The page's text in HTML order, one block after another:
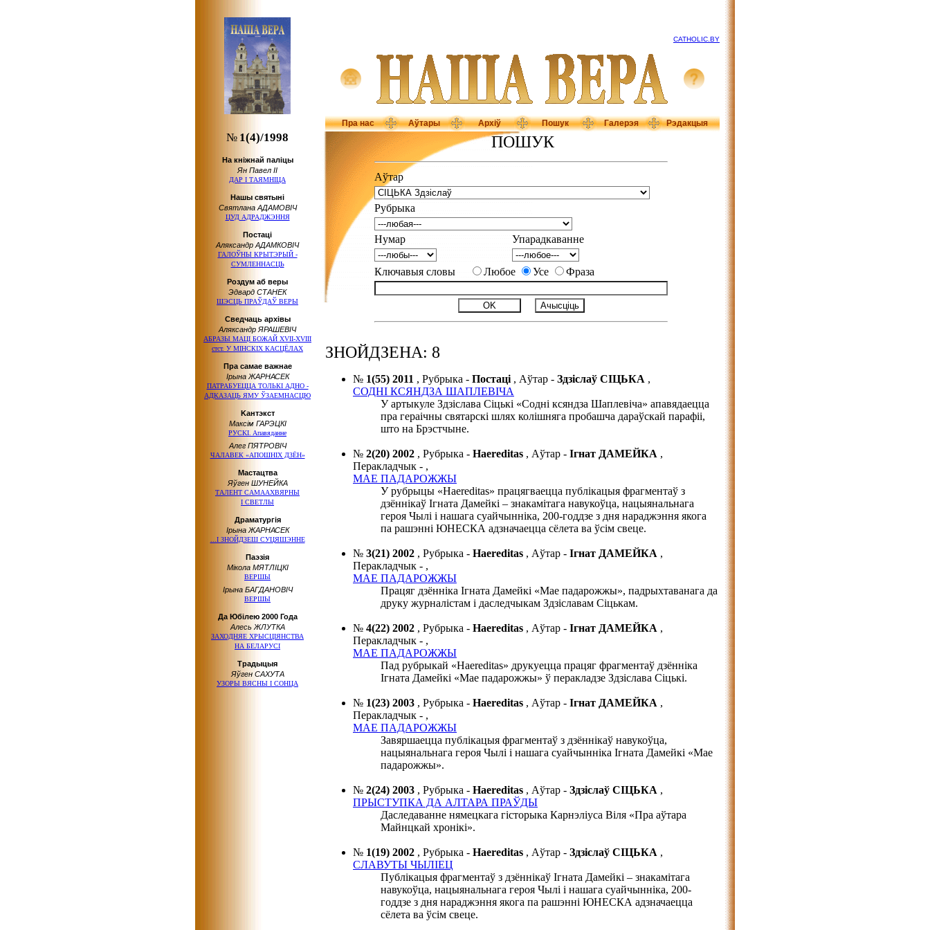
CATHOLIC.BY
Пра нас Аўтары Архіў Пошук Галерэя Рэдакцыя
№ 1(4)/1998
На кніжнай паліцы
Ян Павел ІІ
ДАР І ТАЯМНІЦА
Нашы святыні
Святлана АДАМОВІЧ
ЦУД АДРАДЖЭННЯ
Пocтaцi
Аляксандр АДАМКОВІЧ
ГАЛОЎНЫ КРЫТЭРЫЙ -
СУМЛЕННАСЦЬ
Роздум аб веры
Эдвард СТАНЕК
ШЭСЦЬ ПРАЎДАЎ ВЕРЫ
Сведчаць архівы
Аляксандр ЯРАШЕВІЧ
АБРАЗЫ МАЦІ БОЖАЙ ХVІІ-ХVІІІ
стст. У МІНСКІХ КАСЦЁЛАХ
Пра самае важнае
Ірына ЖАРНАСЕК
ПАТРАБУЕЦЦА ТОЛЬКІ АДНО -
АДКАЗАЦЬ ЯМУ ЎЗАЕМНАСЦЮ
Kaнтэкcт
Максiм ГАРЭЦКІ
РУCKI. Aпaвядaннe
Алег ПЯТРОВІЧ
ЧАЛАВЕК «АПОШНIХ ДЗЁН»
Мастацтва
Яўген ШУНЕЙКА
ТАЛЕНТ САМААХВЯРНЫ
І СВЕТЛЫ
Драматургія
Ірына ЖАРНАСЕК
...І ЗНОЙДЗЕШ СУЦЯШЭННЕ
Паэзія
Мікола МЯТЛІЦКІ
ВЕРШЫ
Ірына БАГДАНОВІЧ
ВЕРШЫ
Да Юбілею 2000 Года
Алесь ЖЛУТКА
ЗАХОДНЯЕ ХРЫСЦІЯНСТВА
НА БЕЛАРУСІ
Tрaдыцыя
Яўгeн CАХУТА
УЗOPЫ BЯCHЫ I COHЦA
ПОШУК
Аўтар
Рубрыка
Нумар Упарадкаванне
Ключавыя словы Любое Усе Фраза
ЗНОЙДЗЕНА: 8
№ 1(55) 2011 , Рубрыка - Постаці , Аўтар - Здзіслаў СІЦЬКА ,
СОДНІ КСЯНДЗА ШАПЛЕВІЧА
У артыкуле Здзіслава Сіцькі «Содні ксяндза Шаплевіча» апавядаецца
пра гераічны святарскі шлях колішняга пробашча дараўскай парафіі,
што на Брэстчыне.
№ 2(20) 2002 , Рубрыка - Haereditas , Аўтар - Ігнат ДАМЕЙКА ,
Перакладчык - ,
МАЕ ПАДАРОЖЖЫ
У рубрыцы «Haereditas» працягваецца публікацыя фрагментаў з
дзённікаў Ігната Дамейкі – знакамітага навукоўца, нацыянальнага
героя Чылі і нашага суайчынніка, 200-годдзе з дня нараджэння якога
па рашэнні ЮНЕСКА адзначаецца сёлета ва ўсім свеце.
№ 3(21) 2002 , Рубрыка - Haereditas , Аўтар - Ігнат ДАМЕЙКА ,
Перакладчык - ,
МАЕ ПАДАРОЖЖЫ
Працяг дзённіка Ігната Дамейкі «Мае падарожжы», падрыхтаванага да
друку журналістам і даследчыкам Здзіславам Сіцькам.
№ 4(22) 2002 , Рубрыка - Haereditas , Аўтар - Ігнат ДАМЕЙКА ,
Перакладчык - ,
МАЕ ПАДАРОЖЖЫ
Пад рубрыкай «Haereditas» друкуецца працяг фрагментаў дзённіка
Ігната Дамейкі «Мае падарожжы» ў перакладзе Здзіслава Сіцькі.
№ 1(23) 2003 , Рубрыка - Haereditas , Аўтар - Ігнат ДАМЕЙКА ,
Перакладчык - ,
МАЕ ПАДАРОЖЖЫ
Завяршаецца публікацыя фрагментаў з дзённікаў навукоўца,
нацыянальнага героя Чылі і нашага суайчынніка Ігната Дамейкі «Мае
падарожжы».
№ 2(24) 2003 , Рубрыка - Haereditas , Аўтар - Здзіслаў СІЦЬКА ,
ПРЫСТУПКА ДА АЛТАРА ПРАЎДЫ
Даследаванне нямецкага гісторыка Карнэліуса Віля «Пра аўтара
Майнцкай хронікі».
№ 1(19) 2002 , Рубрыка - Haereditas , Аўтар - Здзіслаў СІЦЬКА ,
СЛАВУТЫ ЧЫЛІЕЦ
Публікацыя фрагментаў з дзённікаў Ігната Дамейкі – знакамітага
навукоўца, нацыянальнага героя Чылі і нашага суайчынніка, 200-
годдзе з дня нараджэння якога па рашэнні ЮНЕСКА адзначаецца
сёлета ва ўсім свеце.